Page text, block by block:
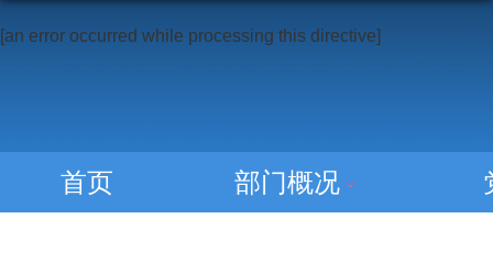
[an error occurred while processing this directive]
首页 部门概况